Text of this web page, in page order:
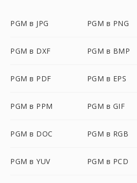
PGM в JPG PGM в PNG
PGM в DXF PGM в BMP
PGM в PDF PGM в EPS
PGM в PPM PGM в GIF
PGM в DOC PGM в RGB
PGM в YUV PGM в PCD